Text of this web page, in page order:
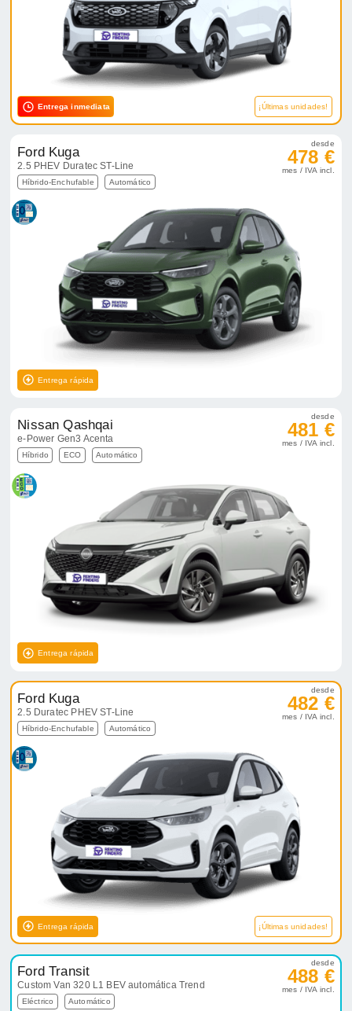
Entrega inmediata ¡Últimas unidades!
Ford Kuga
2.5 PHEV Duratec ST-Line
Híbrido-Enchufable Automático
desde
478 €
mes / IVA incl.
Entrega rápida
Nissan Qashqai
e-Power Gen3 Acenta
Híbrido ECO Automático
desde
481 €
mes / IVA incl.
Entrega rápida
Ford Kuga
2.5 Duratec PHEV ST-Line
Híbrido-Enchufable Automático
desde
482 €
mes / IVA incl.
Entrega rápida ¡Últimas unidades!
Ford Transit
Custom Van 320 L1 BEV automática Trend
Eléctrico Automático
desde
488 €
mes / IVA incl.